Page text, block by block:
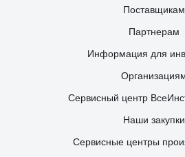
Поставщикам
Партнерам
Информация для
Сервисный центр
Наши закупки
Сервисные центры